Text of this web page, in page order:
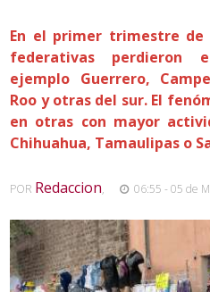
En el primer trimestre de
federativas perdieron
ejemplo Guerrero,
Roo y otras del sur. El
en otras con mayor
Chihuahua, Tamaulipas o
POR Redaccion, 06:55 - 05 de